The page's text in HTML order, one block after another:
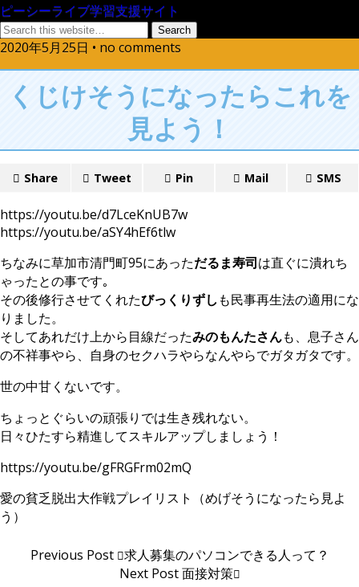
ピーシーライブ学習支援サイト
2020年5月25日 • no comments
くじけそうになったらこれを
見よう！
Share Tweet Pin Mail SMS
https://youtu.be/d7LceKnUB7w
https://youtu.be/aSY4hEf6tlw
ちなみに草加市清門町95にあっただるま寿司は直ぐに潰れち
ゃったとの事です｡
その後修行させてくれたびっくりずし も民事再生法の適用にな
りました。
そしてあれだけ上から目線だったみのもんたさんも、息子さん
の不祥事やら、自身のセクハラやらなんやらでガタガタです。
世の中甘くないです。
ちょっとぐらいの頑張りでは生き残れない。
日々ひたすら精進してスキルアップしましょう！
https://youtu.be/gFRGFrm02mQ
愛の貧乏脱出大作戦プレイリスト（めげそうになったら見よ
う）
Previous Post 求人募集のパソコンできる人って？
Next Post面接対策